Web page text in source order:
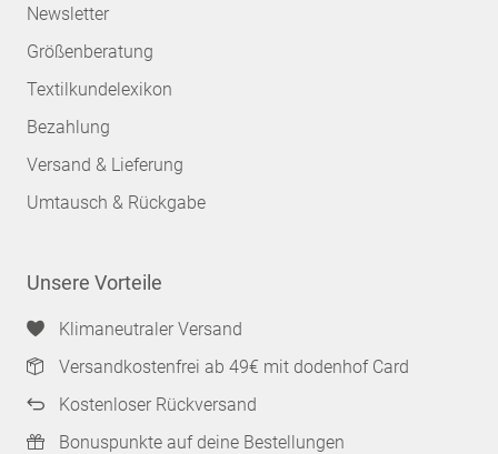
Newsletter
Größenberatung
Textilkundelexikon
Bezahlung
Versand & Lieferung
Umtausch & Rückgabe
Unsere Vorteile
Klimaneutraler Versand
Versandkostenfrei ab 49€ mit dodenhof Card
Kostenloser Rückversand
Bonuspunkte auf deine Bestellungen